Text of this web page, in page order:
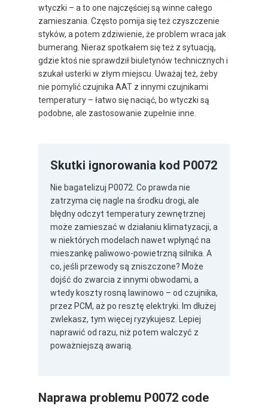
wtyczki – a to one najczęściej są winne całego
zamieszania. Często pomija się też czyszczenie
styków, a potem zdziwienie, że problem wraca jak
bumerang. Nieraz spotkałem się też z sytuacją,
gdzie ktoś nie sprawdził biuletynów technicznych i
szukał usterki w złym miejscu. Uważaj też, żeby
nie pomylić czujnika AAT z innymi czujnikami
temperatury – łatwo się naciąć, bo wtyczki są
podobne, ale zastosowanie zupełnie inne.
Skutki ignorowania kod P0072
Nie bagatelizuj P0072. Co prawda nie
zatrzyma cię nagle na środku drogi, ale
błędny odczyt temperatury zewnętrznej
może zamieszać w działaniu klimatyzacji, a
w niektórych modelach nawet wpłynąć na
mieszankę paliwowo-powietrzną silnika. A
co, jeśli przewody są zniszczone? Może
dojść do zwarcia z innymi obwodami, a
wtedy koszty rosną lawinowo – od czujnika,
przez PCM, aż po resztę elektryki. Im dłużej
zwlekasz, tym więcej ryzykujesz. Lepiej
naprawić od razu, niż potem walczyć z
poważniejszą awarią.
Naprawa problemu P0072 code